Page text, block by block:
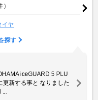
）
イヤ
探す
iceGUARD 5 PLU
更新する事と なりました